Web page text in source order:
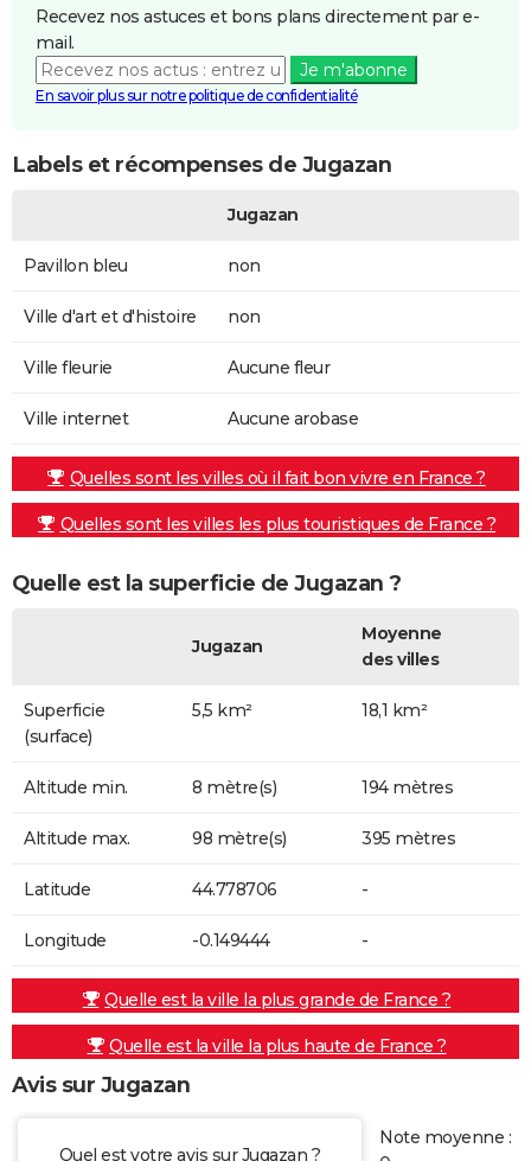
Recevez nos astuces et bons plans directement par e-
mail.
Je m'abonne
En savoir plus sur notre politique de confidentialité
Labels et récompenses de Jugazan
Jugazan
Pavillon bleu non
Ville d'art et d'histoire non
Ville fleurie Aucune fleur
Ville internet Aucune arobase
Quelles sont les villes où il fait bon vivre en France ?
Quelles sont les villes les plus touristiques de France ?
Quelle est la superficie de Jugazan ?
Jugazan
Moyenne
des villes
Superficie
(surface)
5,5 km² 18,1 km²
Altitude min. 8 mètre(s) 194 mètres
Altitude max. 98 mètre(s) 395 mètres
Latitude 44.778706 -
Longitude -0.149444 -
Quelle est la ville la plus grande de France ?
Quelle est la ville la plus haute de France ?
Avis sur Jugazan
Quel est votre avis sur Jugazan ?
Note moyenne :